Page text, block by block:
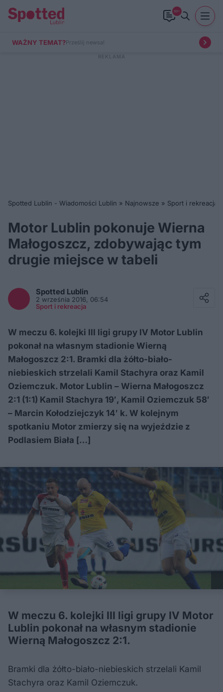
99+
WAŻNY TEMAT?Prześlij newsa!
Spotted Lublin - Wiadomości Lublin » Najnowsze » Sport i rekreacja
Motor Lublin pokonuje Wierna
Małogoszcz, zdobywając tym
drugie miejsce w tabeli
Spotted Lublin
2 września 2016, 06:54
Sport i rekreacja
W meczu 6. kolejki III ligi grupy IV Motor Lublin
pokonał na własnym stadionie Wierną
Małogoszcz 2:1. Bramki dla żółto-biało-
niebieskich strzelali Kamil Stachyra oraz Kamil
Oziemczuk. Motor Lublin – Wierna Małogoszcz
2:1 (1:1) Kamil Stachyra 19′, Kamil Oziemczuk 58′
– Marcin Kołodziejczyk 14′ k. W kolejnym
spotkaniu Motor zmierzy się na wyjeździe z
Podlasiem Biała […]
W meczu 6. kolejki III ligi grupy IV Motor
Lublin pokonał na własnym stadionie
Wierną Małogoszcz 2:1.
Bramki dla żółto-biało-niebieskich strzelali Kamil
Stachyra oraz Kamil Oziemczuk.